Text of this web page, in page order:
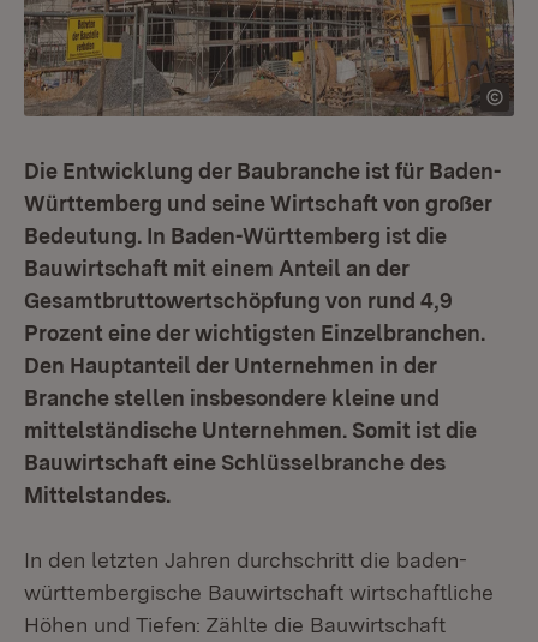
Die Entwicklung der Baubranche ist für Baden-
Württemberg und seine Wirtschaft von großer
Bedeutung. In Baden-Württemberg ist die
Bauwirtschaft mit einem Anteil an der
Gesamtbruttowertschöpfung von rund 4,9
Prozent eine der wichtigsten Einzelbranchen.
Den Hauptanteil der Unternehmen in der
Branche stellen insbesondere kleine und
mittelständische Unternehmen. Somit ist die
Bauwirtschaft eine Schlüsselbranche des
Mittelstandes.
In den letzten Jahren durchschritt die baden-
württembergische Bauwirtschaft wirtschaftliche
Höhen und Tiefen: Zählte die Bauwirtschaft